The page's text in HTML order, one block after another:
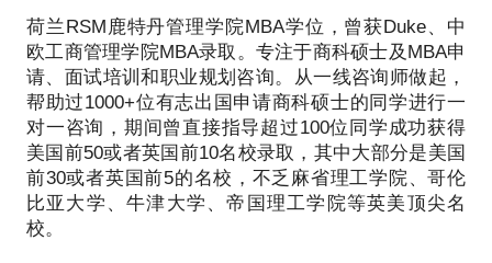
明确自己的职业发展目标；
写出一份不会被HR直接扔进垃圾桶的实习简历；
面试当中从自我介绍开始就能吸引对方的注意力；
制定出一份适合自己的考试、实习、海外经历的时间
规划表；
找到自己不能提高的症结所在并学会分析解决问题的
方法
PS.在选择与我见面前，请把你的问题更具体化，并
且可以给我提交你的中英文简历。毕竟一小时的谈话
Why do you want to attend our program?
What are your best 3 strengths?
What is your most important weakness? And how will
you improve it?
What contributions will you make to the program?
What will be the most challenging thing for you in
your overseas studies? or What's your most
challenging experience in the past, and how do you
荷兰RSM鹿特丹管理学院MBA学位，曾获Duke、中
欧工商管理学院MBA录取。专注于商科硕士及MBA申
请、面试培训和职业规划咨询。从一线咨询师做起，
帮助过1000+位有志出国申请商科硕士的同学进行一
对一咨询，期间曾直接指导超过100位同学成功获得
美国前50或者英国前10名校录取，其中大部分是美国
前30或者英国前5的名校，不乏麻省理工学院、哥伦
比亚大学、牛津大学、帝国理工学院等英美顶尖名
校。